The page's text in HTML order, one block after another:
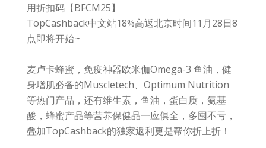
用折扣码【BFCM25】
TopCashback中文站18%高返北京时间11月28日8
点即将开始~
麦卢卡蜂蜜，免疫神器欧米伽Omega-3 鱼油，健
身增肌必备的Muscletech、Optimum Nutrition
等热门产品，还有维生素，鱼油，蛋白质，氨基
酸，蜂蜜产品等营养保健品一应俱全，多囤不亏，
叠加TopCashback的独家返利更是帮你折上折！